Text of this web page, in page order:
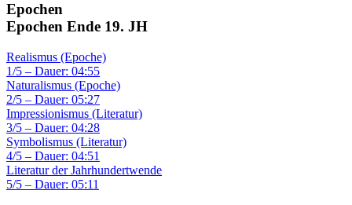
Epochen
Epochen Ende 19. JH
Realismus (Epoche)
1/5 – Dauer: 04:55
Naturalismus (Epoche)
2/5 – Dauer: 05:27
Impressionismus (Literatur)
3/5 – Dauer: 04:28
Symbolismus (Literatur)
4/5 – Dauer: 04:51
Literatur der Jahrhundertwende
5/5 – Dauer: 05:11